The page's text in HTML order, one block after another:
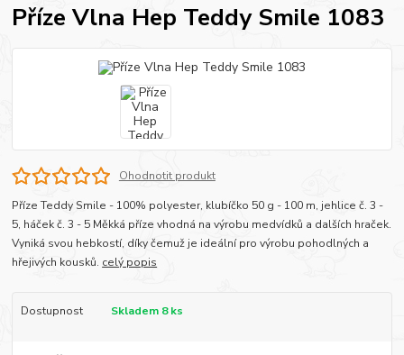
Příze Vlna Hep Teddy Smile 1083
Ohodnotit produkt
Příze Teddy Smile - 100% polyester, klubíčko 50 g - 100 m, jehlice č. 3 -
5, háček č. 3 - 5 Měkká příze vhodná na výrobu medvídků a dalších hraček.
Vyniká svou hebkostí, díky čemuž je ideální pro výrobu pohodlných a
hřejivých kousků. celý popis
Dostupnost Skladem 8 ks